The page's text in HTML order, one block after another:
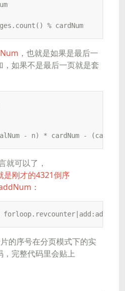
% cardNum
，也就是如果是最后一
如果不是最后一页就是套
- n) * cardNum - (cardNum
就可以了，
刚才的4321倒序
：
forloop.revcounter|add:addNum
的序号在分页模式下的实
，完整代码里会贴上